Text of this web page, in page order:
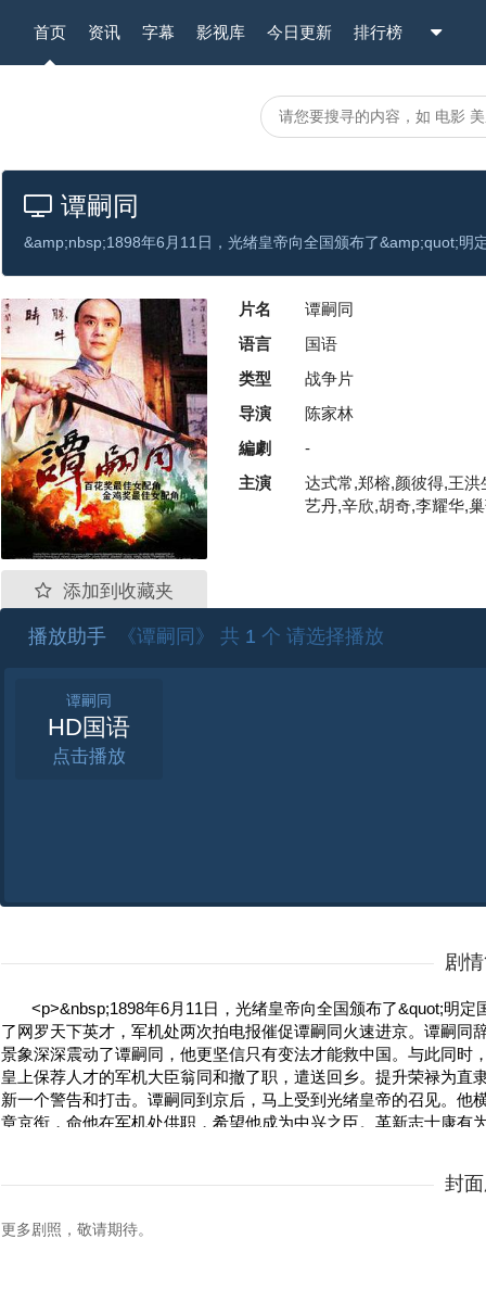
首页 资讯 字幕 影视库 今日更新 排行榜
谭嗣同
添加到收藏夹
片名
谭嗣同
语言
国语
类型
战争片
导演
陈家林
編劇
-
主演
达式常,郑榕,颜彼得,王
艺丹,辛欣,胡奇,李耀华,
播放助手 《谭嗣同》 共 1 个 请选择播放
谭嗣同
HD国语
点击
剧
<p>&nbsp;1898年6月11日，光绪皇帝向全国颁布了&quot;明
了网罗天下英才，军机处两次拍电报催促谭嗣同火速进京。谭嗣
景象深深震动了谭嗣同，他更坚信只有变法才能救中国。与此同
皇上保荐人才的军机大臣翁同和撤了职，遣送回乡。提升荣禄为
新一个警告和打击。谭嗣同到京后，马上受到光绪皇帝的召见。
章京衔，命他在军机处供职，希望他成为中兴之臣。革新志士康
法图强的决心，深深地震惊了以太后为首的封建专制势力。此时
旧两党的斗争达到白热化。在这关键时刻，光绪皇帝遭到太后的
封
更多剧照，敬请期待。